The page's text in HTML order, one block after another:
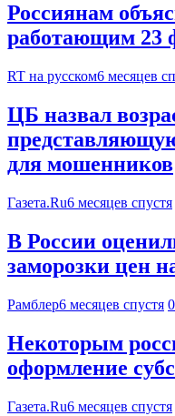
Россиянам
работающим 23
RT на русском6 месяцев
ЦБ назвал
для мошенников
Газета.Ru6 месяцев спустя
В России
заморозки цен
Рамблер6 месяцев спустя 0
Некоторым
оформление
Газета.Ru6 месяцев спустя